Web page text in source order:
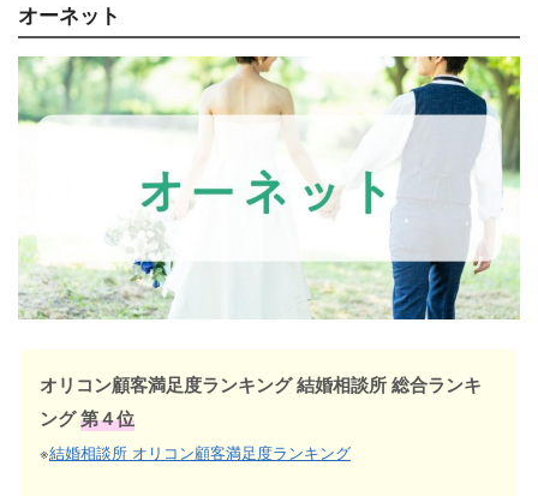
オーネット
オリコン顧客満足度ランキング 結婚相談所 総合ランキ
ング第４位
※結婚相談所 オリコン顧客満足度ランキング